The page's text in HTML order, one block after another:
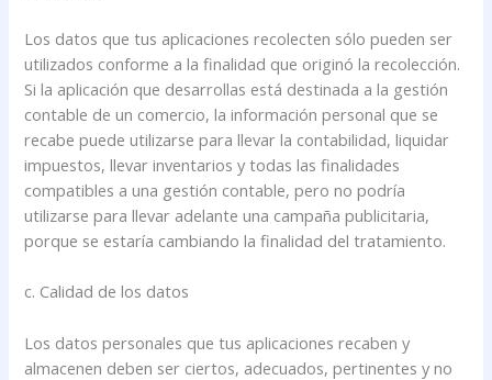
Los datos que tus aplicaciones recolecten sólo pueden ser
utilizados conforme a la finalidad que originó la recolección.
Si la aplicación que desarrollas está destinada a la gestión
contable de un comercio, la información personal que se
recabe puede utilizarse para llevar la contabilidad, liquidar
impuestos, llevar inventarios y todas las finalidades
compatibles a una gestión contable, pero no podría
utilizarse para llevar adelante una campaña publicitaria,
porque se estaría cambiando la finalidad del tratamiento.
c. Calidad de los datos
Los datos personales que tus aplicaciones recaben y
almacenen deben ser ciertos, adecuados, pertinentes y no